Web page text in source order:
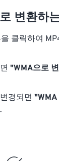
변환하
클릭하여
"WMA으로
경되면 "WMA